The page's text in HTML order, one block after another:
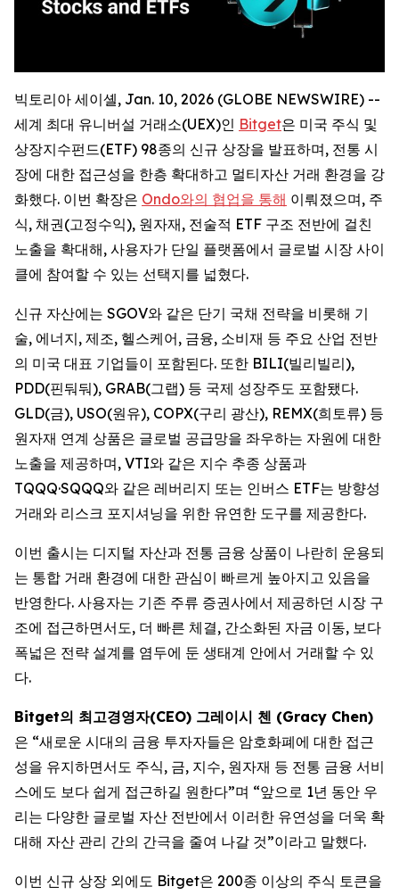
빅토리아 세이셸, Jan. 10, 2026 (GLOBE NEWSWIRE) --
세계 최대 유니버설 거래소(UEX)인 Bitget은 미국 주식 및
상장지수펀드(ETF) 98종의 신규 상장을 발표하며, 전통 시
장에 대한 접근성을 한층 확대하고 멀티자산 거래 환경을 강
화했다. 이번 확장은 Ondo와의 협업을 통해 이뤄졌으며, 주
식, 채권(고정수익), 원자재, 전술적 ETF 구조 전반에 걸친
노출을 확대해, 사용자가 단일 플랫폼에서 글로벌 시장 사이
클에 참여할 수 있는 선택지를 넓혔다.
신규 자산에는 SGOV와 같은 단기 국채 전략을 비롯해 기
술, 에너지, 제조, 헬스케어, 금융, 소비재 등 주요 산업 전반
의 미국 대표 기업들이 포함된다. 또한 BILI(빌리빌리),
PDD(핀둬둬), GRAB(그랩) 등 국제 성장주도 포함됐다.
GLD(금), USO(원유), COPX(구리 광산), REMX(희토류) 등
원자재 연계 상품은 글로벌 공급망을 좌우하는 자원에 대한
노출을 제공하며, VTI와 같은 지수 추종 상품과
TQQQ·SQQQ와 같은 레버리지 또는 인버스 ETF는 방향성
거래와 리스크 포지셔닝을 위한 유연한 도구를 제공한다.
이번 출시는 디지털 자산과 전통 금융 상품이 나란히 운용되
는 통합 거래 환경에 대한 관심이 빠르게 높아지고 있음을
반영한다. 사용자는 기존 주류 증권사에서 제공하던 시장 구
조에 접근하면서도, 더 빠른 체결, 간소화된 자금 이동, 보다
폭넓은 전략 설계를 염두에 둔 생태계 안에서 거래할 수 있
다.
Bitget의 최고경영자(CEO) 그레이시 첸 (Gracy Chen)
은 “새로운 시대의 금융 투자자들은 암호화폐에 대한 접근
성을 유지하면서도 주식, 금, 지수, 원자재 등 전통 금융 서비
스에도 보다 쉽게 접근하길 원한다”며 “앞으로 1년 동안 우
리는 다양한 글로벌 자산 전반에서 이러한 유연성을 더욱 확
대해 자산 관리 간의 간극을 줄여 나갈 것”이라고 말했다.
이번 신규 상장 외에도 Bitget은 200종 이상의 주식 토큰을